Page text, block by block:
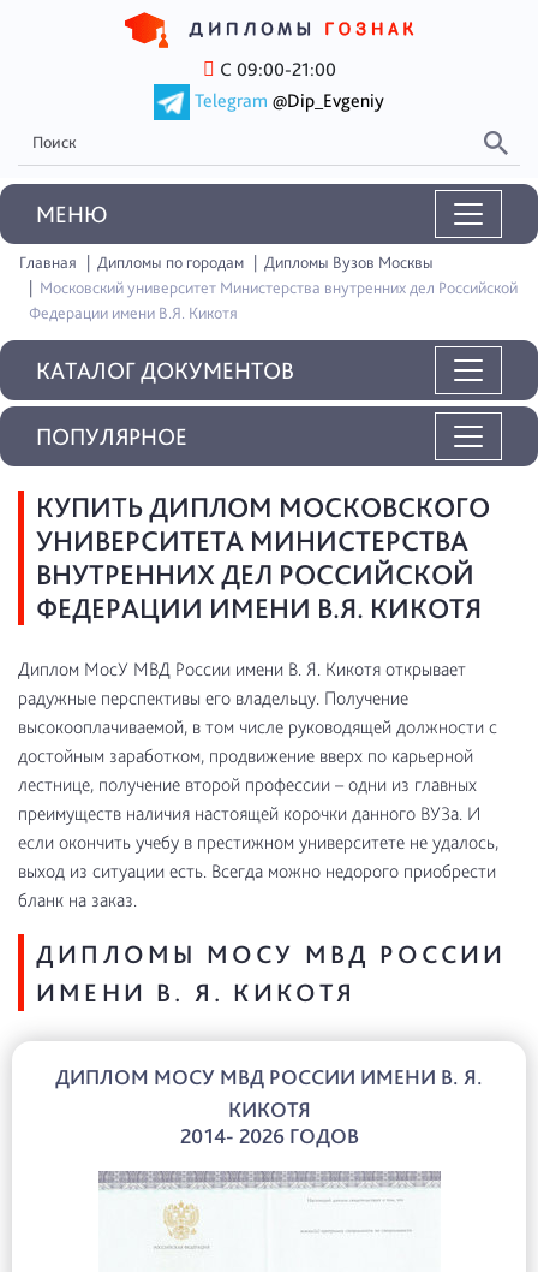
С 09:00-21:00
Telegram @Dip_Evgeniy
MEНЮ
Главная Дипломы по городам
Дипломы Вузов Москвы
Московский университет Министерства внутренних дел Российской
Федерации имени В.Я. Кикотя
КАТАЛОГ ДОКУМЕНТОВ
КУПИТЬ ДИПЛОМ МОСКОВСКОГО
УНИВЕРСИТЕТА МИНИСТЕРСТВА
ВНУТРЕННИХ ДЕЛ РОССИЙСКОЙ
ФЕДЕРАЦИИ ИМЕНИ В.Я. КИКОТЯ
Диплом МосУ МВД России имени В. Я. Кикотя открывает
радужные перспективы его владельцу. Получение
высокооплачиваемой, в том числе руководящей должности с
достойным заработком, продвижение вверх по карьерной
лестнице, получение второй профессии – одни из главных
преимуществ наличия настоящей корочки данного ВУЗа. И
если окончить учебу в престижном университете не удалось,
выход из ситуации есть. Всегда можно недорого приобрести
бланк на заказ.
ДИПЛОМЫ МОСУ МВД РОССИИ
ИМЕНИ В. Я. КИКОТЯ
ДИПЛОМ МОСУ МВД РОССИИ ИМЕНИ В. Я.
КИКОТЯ
2014- 2026 ГОДОВ
ПОПУЛЯРНОЕ